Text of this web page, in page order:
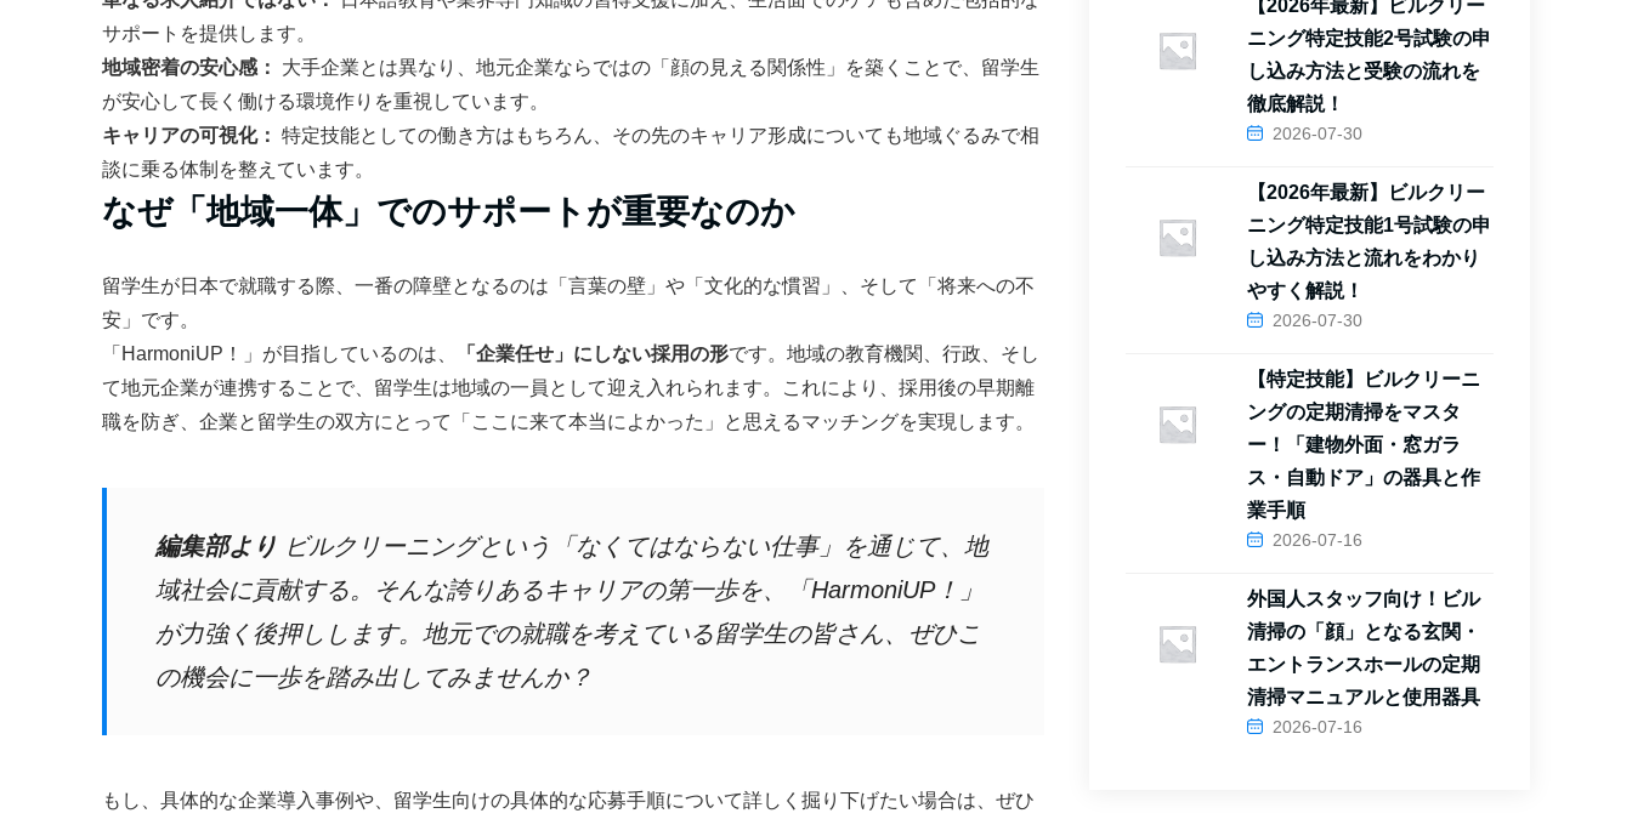
サポートを提供します。
地域密着の安心感：
大手企業とは異なり、地元企業ならではの「顔の見える関係性」を築くことで、留学生
が安心して長く働ける環境作りを重視しています。
キャリアの可視化： 特定技能としての働き方はもちろん、その先のキャリア形成についても地域ぐるみで相
談に乗る体制を整えています。
なぜ「地域一体」でのサポートが重要なのか
留学生が日本で就職する際、一番の障壁となるのは「言葉の壁」や「文化的な慣習」、そして「将来への不
安」です。
「HarmoniUP！」が目指しているのは、
「企業任せ」にしない採用の形です。地域の教育機関、行政、そし
て地元企業が連携することで、留学生は地域の一員として迎え入れられます。これにより、採用後の早期離
職を防ぎ、企業と留学生の双方にとって「ここに来て本当によかった」と思えるマッチングを実現します。
編集部より ビルクリーニングという「なくてはならない仕事」を通じて、地
域社会に貢献する。そんな誇りあるキャリアの第一歩を、「HarmoniUP！」
が力強く後押しします。地元での就職を考えている留学生の皆さん、ぜひこ
の機会に一歩を踏み出してみませんか？
もし、具体的な企業導入事例や、留学生向けの具体的な応募手順について詳しく掘り下げたい場合は、ぜひ
【2026年最新】ビルクリー
ニング特定技能2号試験の申
し込み方法と受験の流れを
徹底解説！
2026-07-30
【2026年最新】ビルクリー
ニング特定技能1号試験の申
し込み方法と流れをわかり
やすく解説！
2026-07-30
【特定技能】ビルクリーニ
ングの定期清掃をマスタ
ー！「建物外面・窓ガラ
ス・自動ドア」の器具と作
業手順
2026-07-16
外国人スタッフ向け！ビル
清掃の「顔」となる玄関・
エントランスホールの定期
清掃マニュアルと使用器具
2026-07-16